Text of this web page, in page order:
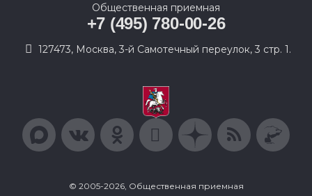
Общественная приемная
+7 (495) 780-00-26
127473, Москва, 3-й Самотечный переулок, 3 стр. 1.
© 2005-2026, Общественная приемная